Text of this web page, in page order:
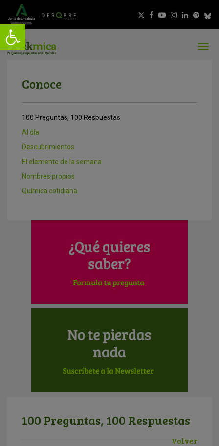
Conoce
100 Preguntas, 100 Respuestas
Al día
Descubrimientos
El elemento de la semana
Nombres propios
Química cotidiana
100 Preguntas, 100 Respuestas
Volver